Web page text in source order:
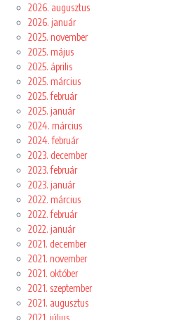
2026. augusztus
2026. január
2025. november
2025. május
2025. április
2025. március
2025. február
2025. január
2024. március
2024. február
2023. december
2023. február
2023. január
2022. március
2022. február
2022. január
2021. december
2021. november
2021. október
2021. szeptember
2021. augusztus
2021. július